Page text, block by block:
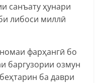
санъату ҳунари
либоси миллӣ
фарҳангӣ бо
баргузории озмун
ба даври